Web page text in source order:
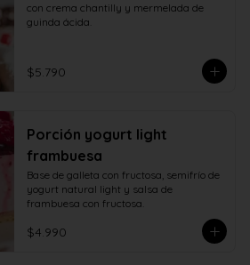
con crema chantilly y mermelada de
guinda ácida.
$5.790
Porción yogurt light
frambuesa
Base de galleta con fructosa, semifrío de
yogurt natural light y salsa de
frambuesa con fructosa.
$4.990